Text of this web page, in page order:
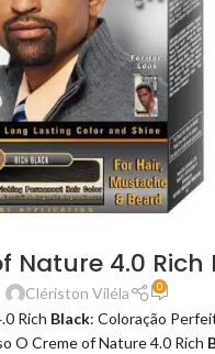
Nature 4.0 Rich
Clériston Viléla 0
Rich Black: Coloração
O Creme of Nature 4.0 Rich